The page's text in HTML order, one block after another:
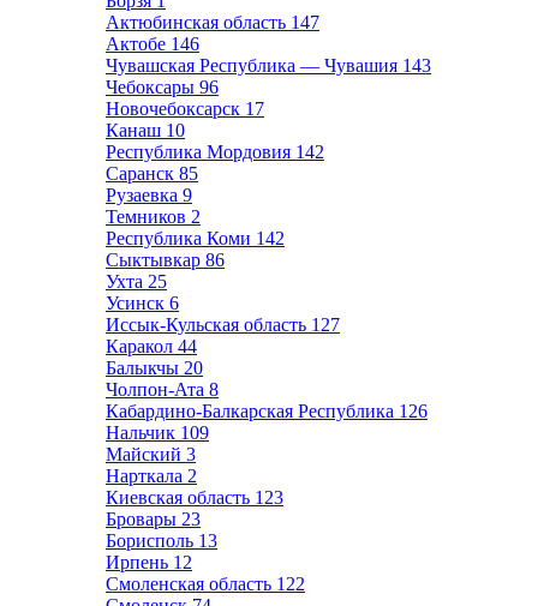
Актюбинская область 147
Актобе 146
Чувашская Республика — Чувашия 143
Чебоксары 96
Новочебоксарск 17
Канаш 10
Республика Мордовия 142
Саранск 85
Рузаевка 9
Темников 2
Республика Коми 142
Сыктывкар 86
Ухта 25
Усинск 6
Иссык-Кульская область 127
Каракол 44
Балыкчы 20
Чолпон-Ата 8
Кабардино-Балкарская Республика 126
Нальчик 109
Майский 3
Нарткала 2
Киевская область 123
Бровары 23
Борисполь 13
Ирпень 12
Смоленская область 122